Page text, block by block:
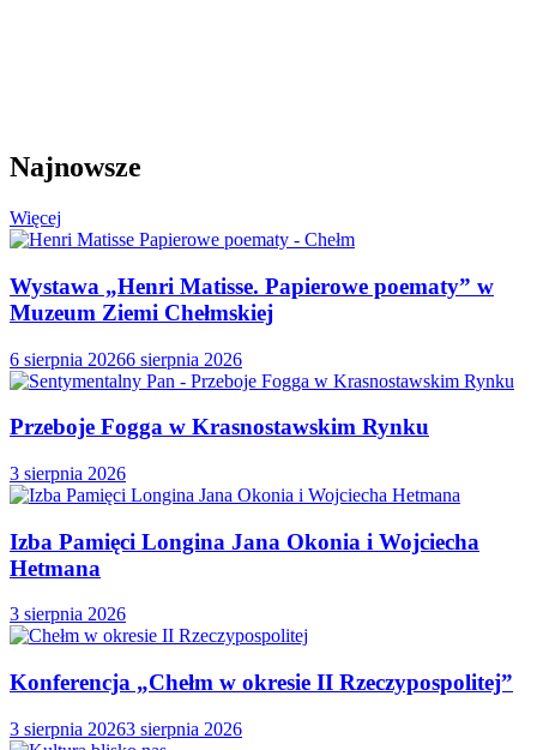
Najnowsze
Więcej
Wystawa „Henri Matisse. Papierowe poematy” w
Muzeum Ziemi Chełmskiej
6 sierpnia 20266 sierpnia 2026
Przeboje Fogga w Krasnostawskim Rynku
3 sierpnia 2026
Izba Pamięci Longina Jana Okonia i Wojciecha
Hetmana
3 sierpnia 2026
Konferencja „Chełm w okresie II Rzeczypospolitej”
3 sierpnia 20263 sierpnia 2026